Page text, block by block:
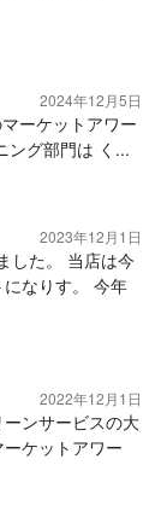
2024年12月5日
ーケットアワー
ング部門は く...
2023年12月1日
した。 当店は今
なりす。 今年
2022年12月1日
ンサービスの大
ケットアワー